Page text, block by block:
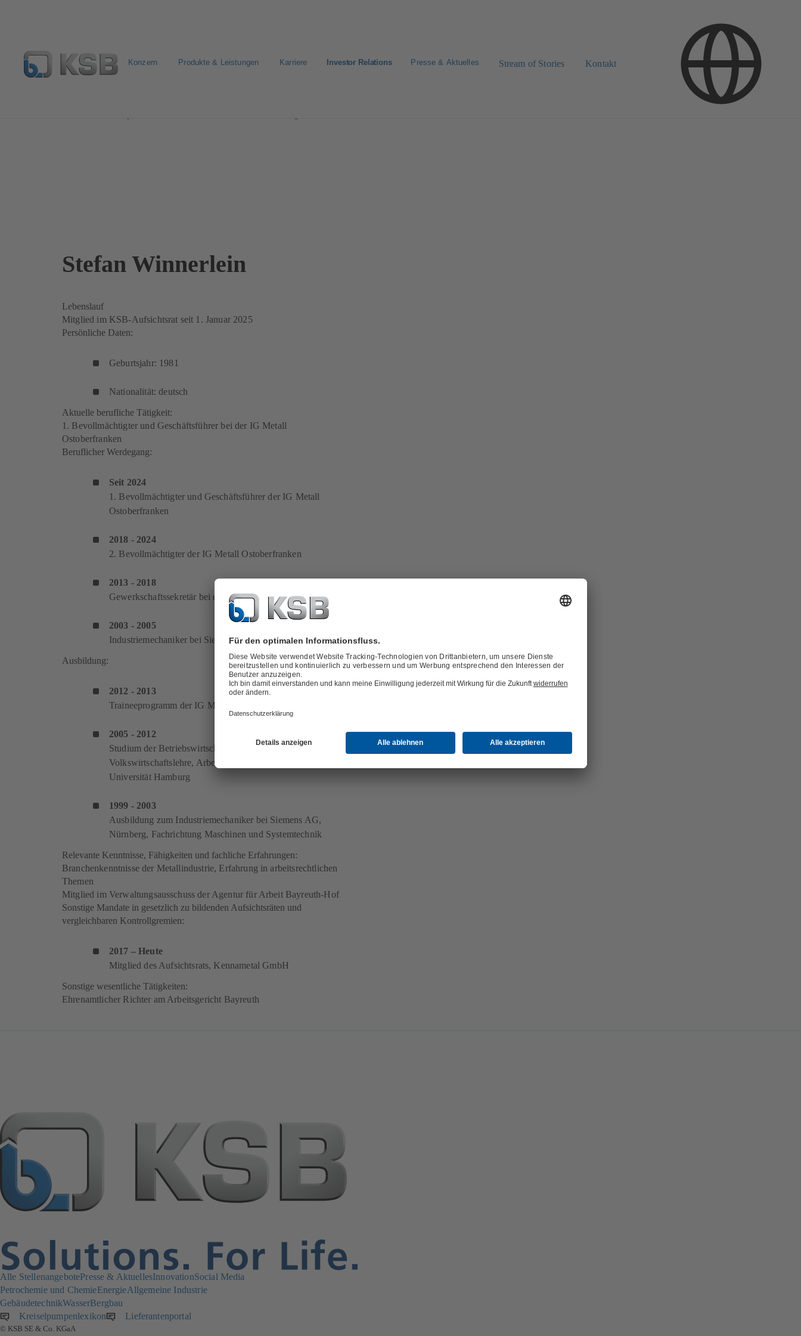
Konzern Produkte & Leistungen Karriere Investor Relations Presse & Aktuelles Stream of Stories Kontakt
Stefan Winnerlein
Lebenslauf
Mitglied im KSB-Aufsichtsrat seit 1. Januar 2025
Persönliche Daten:
Geburtsjahr: 1981
Nationalität: deutsch
Aktuelle berufliche Tätigkeit:
1. Bevollmächtigter und Geschäftsführer bei der IG Metall
Ostoberfranken
Beruflicher Werdegang:
Seit 2024
1. Bevollmächtigter und Geschäftsführer der IG Metall
Ostoberfranken
2018 - 2024
2. Bevollmächtigter der IG Metall Ostoberfranken
2013 - 2018
Gewerkschaftssekretär bei der IG Metall
2003 - 2005
Industriemechaniker bei Siemens AG in Nürnberg
Ausbildung:
2012 - 2013
Traineeprogramm der IG Metall
2005 - 2012
Studium der Betriebswirtschaftslehre,
Volkswirtschaftslehre, Arbeitsrecht und Soziologie an der
Universität Hamburg
1999 - 2003
Ausbildung zum Industriemechaniker bei Siemens AG,
Nürnberg, Fachrichtung Maschinen und Systemtechnik
Relevante Kenntnisse, Fähigkeiten und fachliche Erfahrungen:
Branchenkenntnisse der Metallindustrie, Erfahrung in arbeitsrechtlichen
Themen
Mitglied im Verwaltungsausschuss der Agentur für Arbeit Bayreuth-Hof
Sonstige Mandate in gesetzlich zu bildenden Aufsichtsräten und
vergleichbaren Kontrollgremien:
2017 – Heute
Mitglied des Aufsichtsrats, Kennametal GmbH
Sonstige wesentliche Tätigkeiten:
Ehrenamtlicher Richter am Arbeitsgericht Bayreuth
Alle StellenangebotePresse & AktuellesInnovationSocial Media
Petrochemie und ChemieEnergieAllgemeine Industrie
GebäudetechnikWasserBergbau
Kreiselpumpenlexikon
Lieferantenportal
© KSB SE & Co. KGaA